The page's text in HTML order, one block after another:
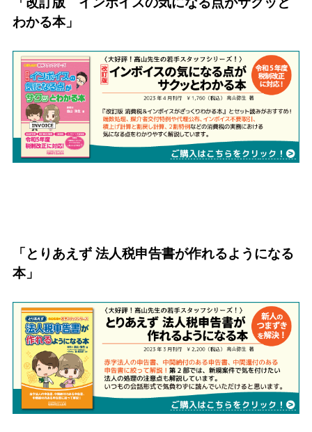
わかる本」
「とりあえず 法人税申告書が作れるようになる
本」